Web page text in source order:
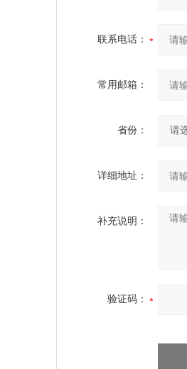
联系电话：
常用邮箱：
省份：
详细地址：
补充说明：
验证码：